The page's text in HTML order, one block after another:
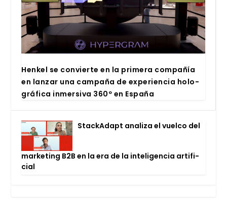
Hen­kel se con­vier­te en la pri­me­ra com­pa­ñía
en lan­zar una cam­pa­ña de expe­rien­cia holo­
grá­fi­ca inmer­si­va 360º en Espa­ña
Stac­kA­dapt ana­li­za el vuel­co del
mar­ke­ting B2B en la era de la inte­li­gen­cia arti­fi­
cial